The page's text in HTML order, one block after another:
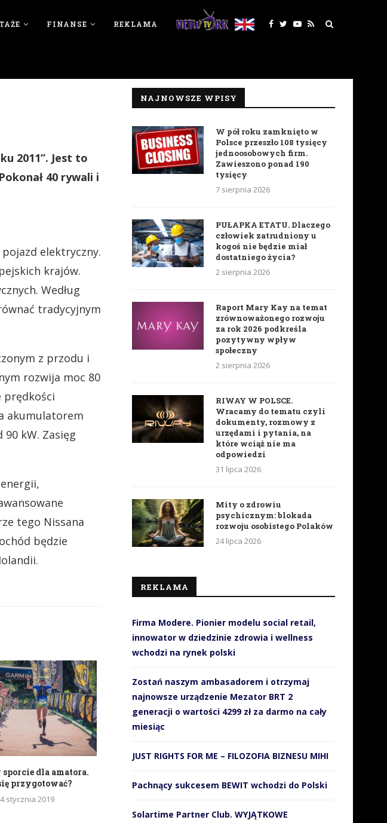
FINANSE REKLAMA
2011”. Jest to
40 rywali i
elektryczny.
krajów.
Według
tradycyjnym
z przodu i
rozwija moc 80
prędkości
akumulatorem
kW. Zasięg
tego Nissana
będzie
sporcie dla amatora.
przygotować?
stycznia 2019
organizacyjnie i finansowo
10 stycznia 2019
jeść mięso, aby...
NAJNOWSZE WPISY
W pół roku zamknięto w
Polsce przeszło 108 tysięcy
jednoosobowych firm.
Zawieszono ponad 190
tysięcy
7 sierpnia 2026
PUŁAPKA ETATU. Dlaczego
człowiek zatrudniony u
kogoś nie będzie miał
dostatniego życia?
2 sierpnia 2026
Raport Mary Kay na temat
zrównoważonego rozwoju
za rok 2026 podkreśla
pozytywny wpływ
społeczny
2 sierpnia 2026
RIWAY W POLSCE.
Wracamy do tematu czyli
dokumenty, rozmowy z
urzędami i pytania, na
które wciąż nie ma
odpowiedzi
31 lipca 2026
Mity o zdrowiu
psychicznym: blokada
rozwoju osobistego Polaków
24 lipca 2026
REKLAMA
Firma Modere. Pionier modelu social retail,
innowator w dziedzinie zdrowia i wellness
wchodzi na rynek polski
Zostań naszym ambasadorem i otrzymaj
najnowsze urządzenie Mezator BRT 2
generacji o wartości 4299 zł za darmo na cały
miesiąc
JUST RIGHTS FOR ME – FILOZOFIA BIZNESU MIHI
Pachnący sukcesem BEWIT wchodzi do Polski
Solartime Partner Club. WYJĄTKOWE